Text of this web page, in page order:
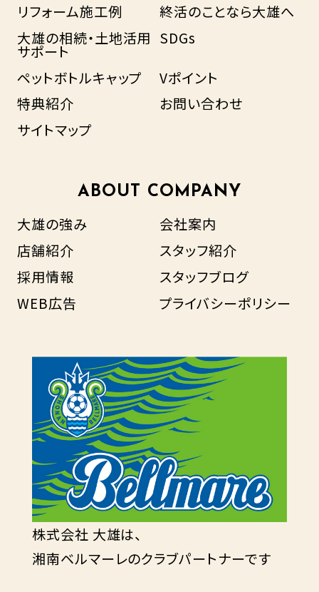
リフォーム施工例
終活のことなら大雄へ
大雄の相続・土地活用
サポート
SDGs
ペットボトルキャップ
Vポイント
特典紹介
お問い合わせ
サイトマップ
ABOUT COMPANY
大雄の強み
会社案内
店舗紹介
スタッフ紹介
採用情報
スタッフブログ
WEB広告
プライバシーポリシー
株式会社 大雄は、
湘南ベルマーレのクラブパートナーです